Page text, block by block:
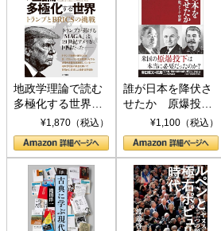
地政学理論で読む
多極化する世界：
トランプとBRICS
の挑戦
¥1,870（税込）
誰が日本を降伏さ
せたか 原爆投
下、ソ連参戦、そ
して聖断 (PHP新
書)
¥1,100（税込）